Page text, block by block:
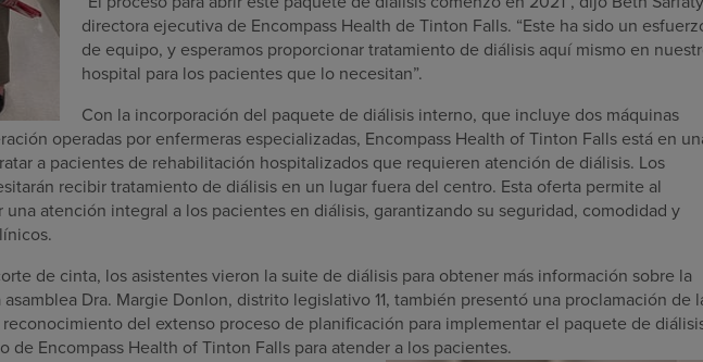
directora ejecutiva de Encompass Health de Tinton Falls. “Este ha sido un
de equipo, y esperamos proporcionar tratamiento de diálisis aquí mismo en
hospital para los pacientes que lo necesitan”.
Con la incorporación del paquete de diálisis interno, que incluye dos máquinas
operadas por enfermeras especializadas, Encompass Health of Tinton Falls está en
a pacientes de rehabilitación hospitalizados que requieren atención de diálisis. Los
recibir tratamiento de diálisis en un lugar fuera del centro. Esta oferta permite al
atención integral a los pacientes en diálisis, garantizando su seguridad, comodidad y
de cinta, los asistentes vieron la suite de diálisis para obtener más información sobre la
Dra. Margie Donlon, distrito legislativo 11, también presentó una proclamación de
del extenso proceso de planificación para implementar el paquete de
de Encompass Health of Tinton Falls para atender a los pacientes.